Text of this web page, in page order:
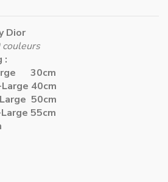
Dior
:
30cm
40cm
50cm
55cm